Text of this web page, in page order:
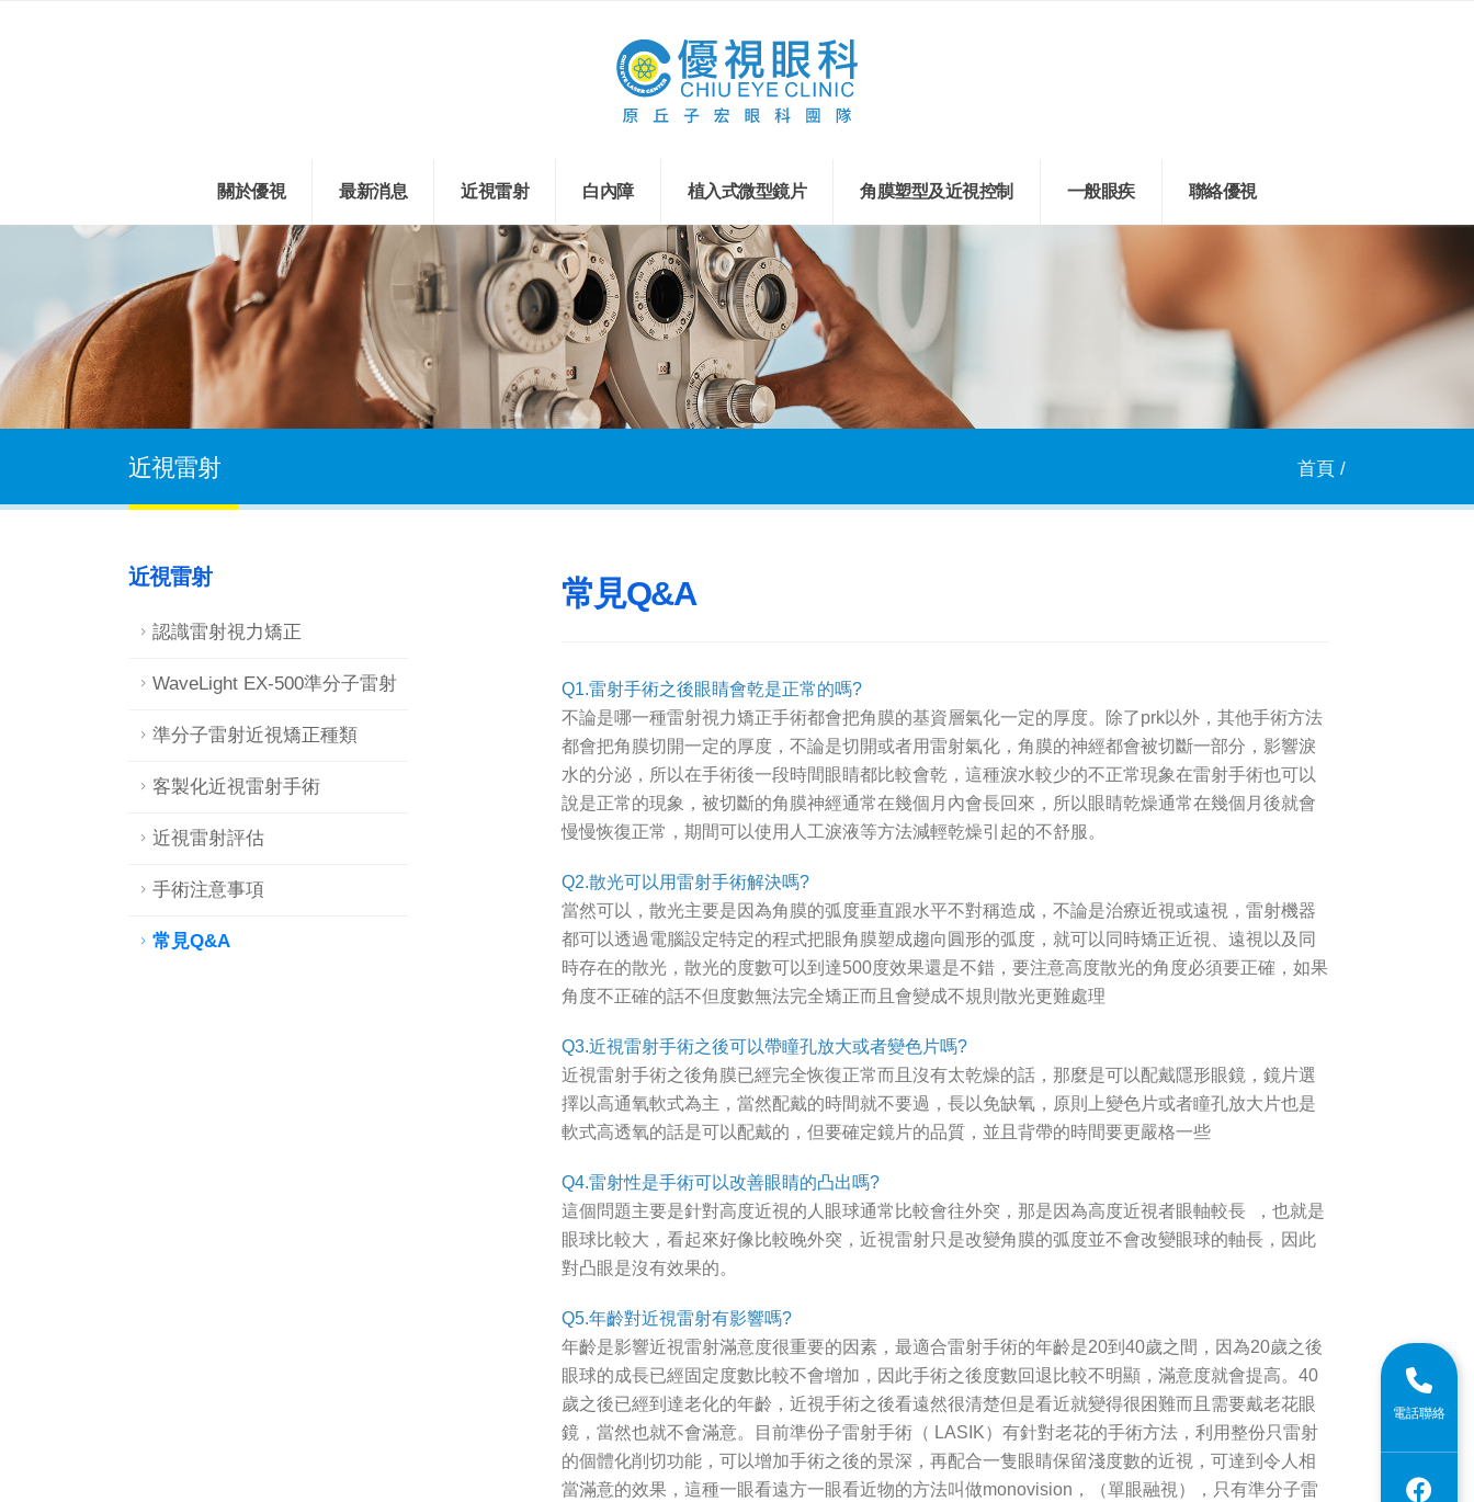
關於優視 最新消息 近視雷射 白內障 植入式微型鏡片 角膜塑型及近視控制 一般眼疾 聯絡優視
電話聯絡
近視雷射 首頁 /
近視雷射
認識雷射視力矯正
WaveLight EX-500準分子雷射
準分子雷射近視矯正種類
客製化近視雷射手術
近視雷射評估
手術注意事項
常見Q&A
常見Q&A
Q1.雷射手術之後眼睛會乾是正常的嗎?
不論是哪一種雷射視力矯正手術都會把角膜的基資層氣化一定的厚度。除了prk以外，其他手術方法
都會把角膜切開一定的厚度，不論是切開或者用雷射氣化，角膜的神經都會被切斷一部分，影響淚
水的分泌，所以在手術後一段時間眼睛都比較會乾，這種淚水較少的不正常現象在雷射手術也可以
說是正常的現象，被切斷的角膜神經通常在幾個月內會長回來，所以眼睛乾燥通常在幾個月後就會
慢慢恢復正常，期間可以使用人工淚液等方法減輕乾燥引起的不舒服。
Q2.散光可以用雷射手術解決嗎?
當然可以，散光主要是因為角膜的弧度垂直跟水平不對稱造成，不論是治療近視或遠視，雷射機器
都可以透過電腦設定特定的程式把眼角膜塑成趨向圓形的弧度，就可以同時矯正近視、遠視以及同
時存在的散光，散光的度數可以到達500度效果還是不錯，要注意高度散光的角度必須要正確，如果
角度不正確的話不但度數無法完全矯正而且會變成不規則散光更難處理
Q3.近視雷射手術之後可以帶瞳孔放大或者變色片嗎?
近視雷射手術之後角膜已經完全恢復正常而且沒有太乾燥的話，那麼是可以配戴隱形眼鏡，鏡片選
擇以高通氧軟式為主，當然配戴的時間就不要過，長以免缺氧，原則上變色片或者瞳孔放大片也是
軟式高透氧的話是可以配戴的，但要確定鏡片的品質，並且背帶的時間要更嚴格一些
Q4.雷射性是手術可以改善眼睛的凸出嗎?
這個問題主要是針對高度近視的人眼球通常比較會往外突，那是因為高度近視者眼軸較長 ，也就是
眼球比較大，看起來好像比較晚外突，近視雷射只是改變角膜的弧度並不會改變眼球的軸長，因此
對凸眼是沒有效果的。
Q5.年齡對近視雷射有影響嗎?
年齡是影響近視雷射滿意度很重要的因素，最適合雷射手術的年齡是20到40歲之間，因為20歲之後
眼球的成長已經固定度數比較不會增加，因此手術之後度數回退比較不明顯，滿意度就會提高。40
歲之後已經到達老化的年齡，近視手術之後看遠然很清楚但是看近就變得很困難而且需要戴老花眼
鏡，當然也就不會滿意。目前準份子雷射手術（ LASIK）有針對老花的手術方法，利用整份只雷射
的個體化削切功能，可以增加手術之後的景深，再配合一隻眼睛保留淺度數的近視，可達到令人相
當滿意的效果，這種一眼看遠方一眼看近物的方法叫做monovision，（單眼融視），只有準分子雷